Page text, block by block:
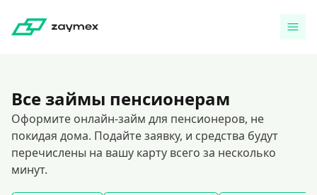
Все займы пенсионерам
Оформите онлайн-займ для пенсионеров, не
покидая дома. Подайте заявку, и средства будут
перечислены на вашу карту всего за несколько
минут.